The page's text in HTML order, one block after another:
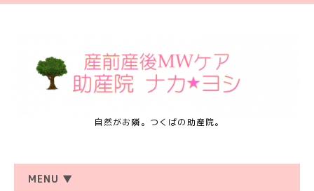
自然がお隣。つくばの助産院。
MENU ▼